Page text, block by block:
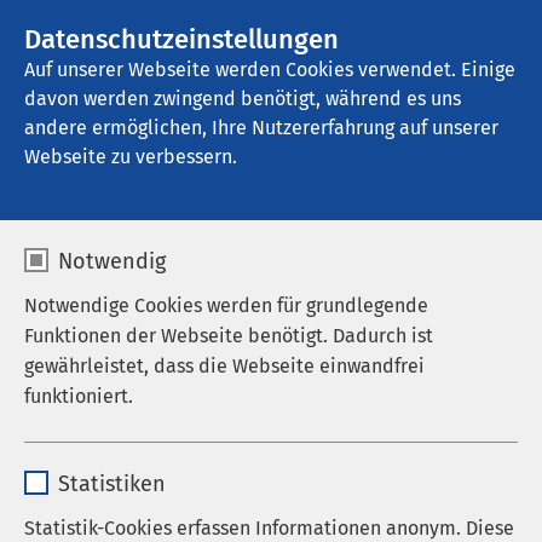
Datenschutzeinstellungen
Auf unserer Webseite werden Cookies verwendet. Einige
davon werden zwingend benötigt, während es uns
andere ermöglichen, Ihre Nutzererfahrung auf unserer
Webseite zu verbessern.
Notwendig
Notwendige Cookies werden für grundlegende
Funktionen der Webseite benötigt. Dadurch ist
gewährleistet, dass die Webseite einwandfrei
funktioniert.
Anbieter sgalinski
Statistiken
Statistik-Cookies erfassen Informationen anonym. Diese
AMEOS Klinikum Aschersleben
Zentrallabor
Labordiagnostische Leistungen
unverzichtbarer Bestandteil in der Diagnostik und
Therapie von Erkrankungen als auch im